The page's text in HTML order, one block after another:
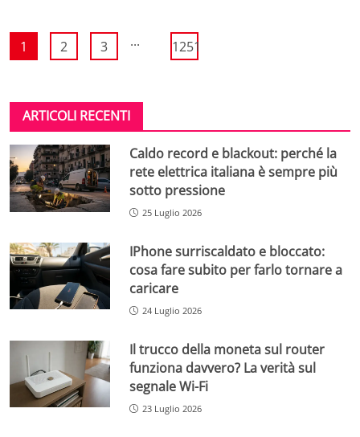
1 2 3 ... 1251
ARTICOLI RECENTI
Caldo record e blackout: perché la
rete elettrica italiana è sempre più
sotto pressione
25 Luglio 2026
IPhone surriscaldato e bloccato:
cosa fare subito per farlo tornare a
caricare
24 Luglio 2026
Il trucco della moneta sul router
funziona davvero? La verità sul
segnale Wi-Fi
23 Luglio 2026